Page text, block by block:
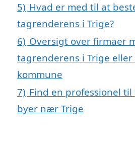
5) Hvad er med til at
tagrenderens i Trige?
6) Oversigt over firmaer
tagrenderens i Trige eller
kommune
7) Find en professionel
byer nær Trige